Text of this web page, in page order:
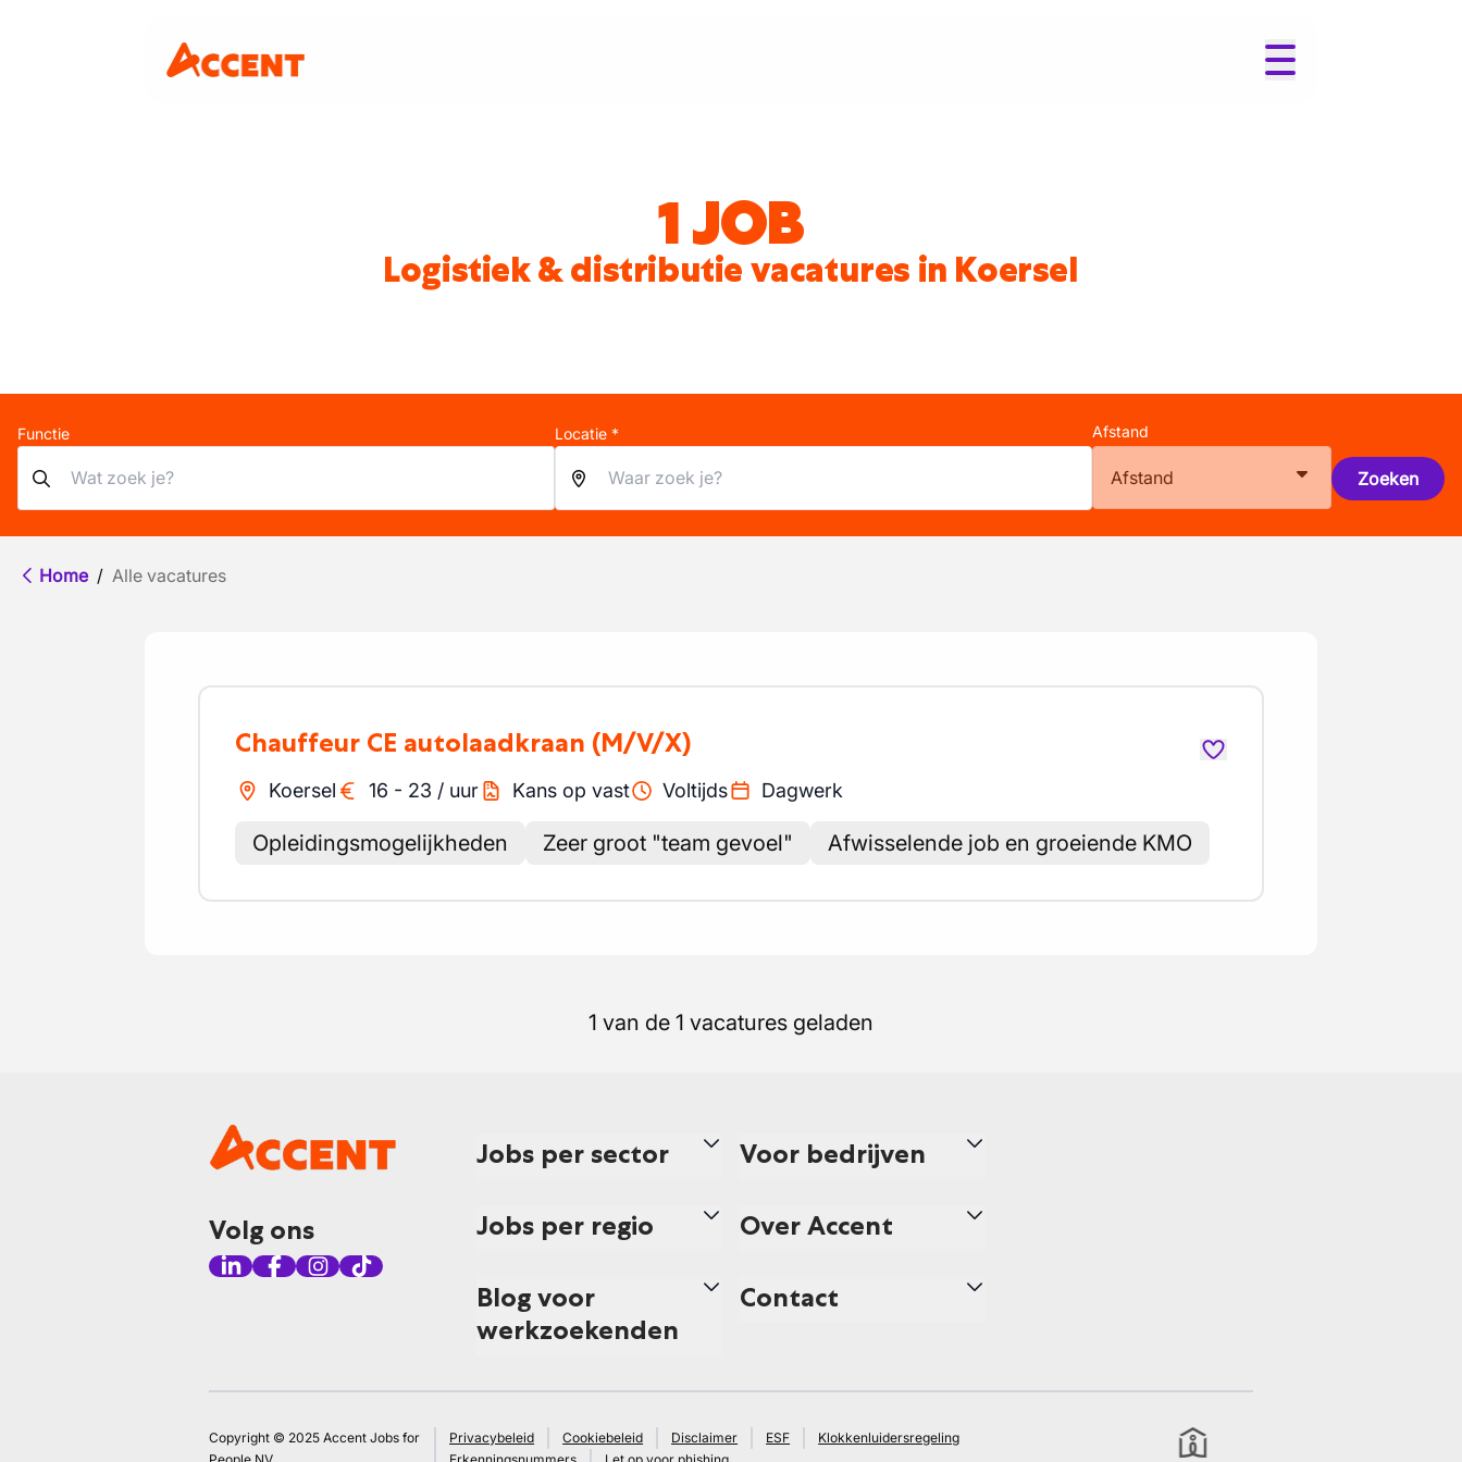
1 JOB
Logistiek & distributie vacatures in Koersel
Functie Locatie * Afstand
Afstand Zoeken
Home / Alle vacatures
Chauffeur CE autolaadkraan (M/V/X)
Koersel 16 - 23 / uur Kans op vast Voltijds Dagwerk
Opleidingsmogelijkheden Zeer groot "team gevoel" Afwisselende job en groeiende KMO
1 van de 1 vacatures geladen
Volg ons
Jobs per sector
Jobs per regio
Blog voor
werkzoekenden
Voor bedrijven
Over Accent
Contact
Copyright © 2025 Accent Jobs for
Privacybeleid Cookiebeleid Disclaimer ESF
Klokkenluidersregeling